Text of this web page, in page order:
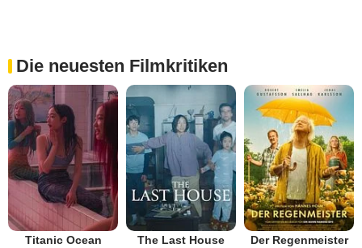
Die neuesten Filmkritiken
Titanic Ocean The Last House Der Regenmeister